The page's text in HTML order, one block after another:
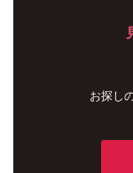
お探し